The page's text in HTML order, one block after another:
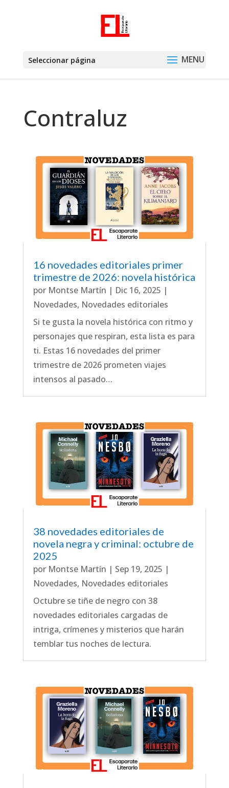
Seleccionar página
Contraluz
16 novedades editoriales primer
trimestre de 2026: novela histórica
por Montse Martín | Dic 16, 2025 |
Novedades, Novedades editoriales
Si te gusta la novela histórica con ritmo y
personajes que respiran, esta lista es para
ti. Estas 16 novedades del primer
trimestre de 2026 prometen viajes
intensos al pasado…
38 novedades editoriales de
novela negra y criminal: octubre de
2025
por Montse Martín | Sep 19, 2025 |
Novedades, Novedades editoriales
Octubre se tiñe de negro con 38
novedades editoriales cargadas de
intriga, crímenes y misterios que harán
temblar tus noches de lectura.